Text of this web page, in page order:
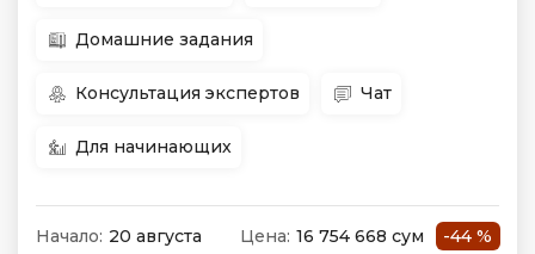
Домашние задания
Консультация экспертов Чат
Для начинающих
Начало: 20 августа Цена: 16 754 668 сум
-44 %